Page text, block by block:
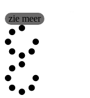
Deze
worden gegraveerd
U kiest hoe u het
of de tekst te sturen
eens een ander
zie meer